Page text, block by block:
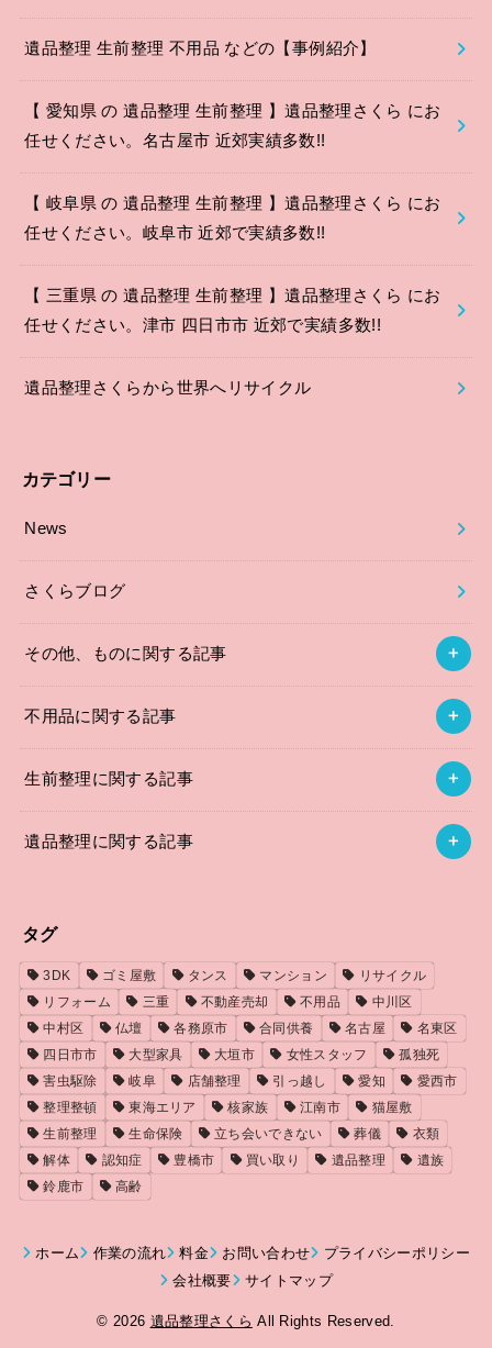
遺品整理 生前整理 不用品 などの【事例紹介】
【 愛知県 の 遺品整理 生前整理 】遺品整理さくら にお
任せください。名古屋市 近郊実績多数!!
【 岐阜県 の 遺品整理 生前整理 】遺品整理さくら にお
任せください。岐阜市 近郊で実績多数!!
【 三重県 の 遺品整理 生前整理 】遺品整理さくら にお
任せください。津市 四日市市 近郊で実績多数!!
遺品整理さくらから世界へリサイクル
カテゴリー
News
さくらブログ
その他、ものに関する記事
不用品に関する記事
生前整理に関する記事
遺品整理に関する記事
タグ
3DK ゴミ屋敷 タンス マンション
リサイクル
リフォーム
三重 不動産売却 不用品
中川区
中村区
仏壇 各務原市 合同供養 名古屋
名東区
四日市市
大型家具 大垣市 女性スタッフ
孤独死
害虫駆除
岐阜 店舗整理 引っ越し 愛知
愛西市
整理整頓
東海エリア 核家族 江南市
猫屋敷
生前整理
生命保険 立ち会いできない 葬儀
衣類
解体
認知症 豊橋市 買い取り 遺品整理
遺族
鈴鹿市
高齢
ホーム 作業の流れ 料金 お問い合わせ
プライバシーポリシー
会社概要
サイトマップ
© 2026 遺品整理さくら All Rights Reserved.